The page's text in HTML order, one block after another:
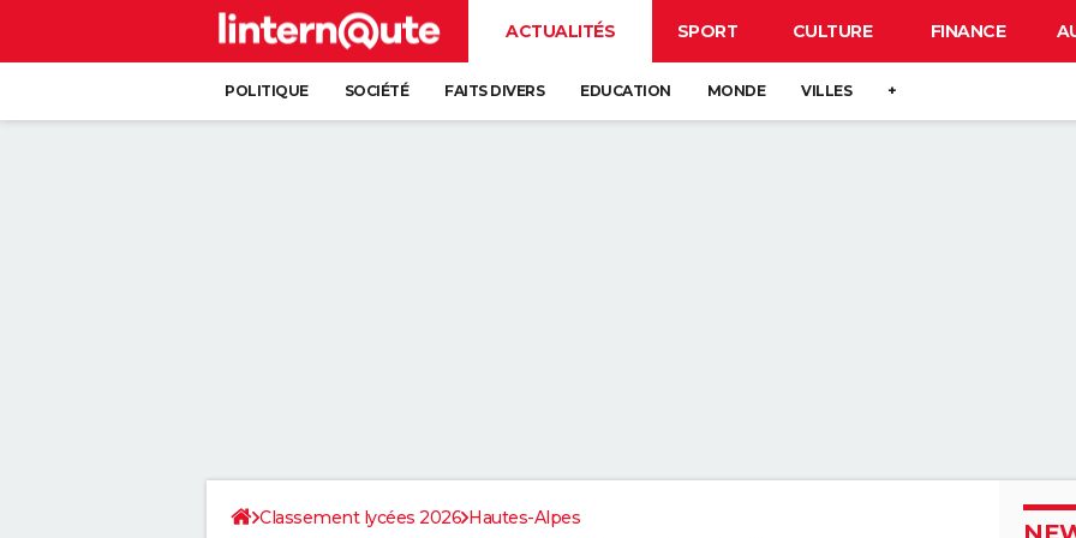
ACTUALITÉS SPORT CULTURE FINANCE
POLITIQUE SOCIÉTÉ FAITS DIVERS EDUCATION MONDE VILLES +
Classement lycées 2026 Hautes-Alpes